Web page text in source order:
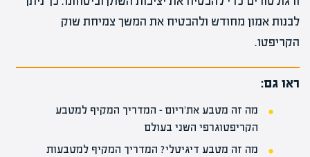
לבנות אמון מחודש ולהבטיח את המשך צמיחת שוק
הקריפטו.
ראו גם:
מה זה מטבע את'ריום – המדריך המקיף למטבע
הקריפטוגרפי השני בעולם
מה זה מטבע דיגיטלי? המדריך המקיף למטבעות